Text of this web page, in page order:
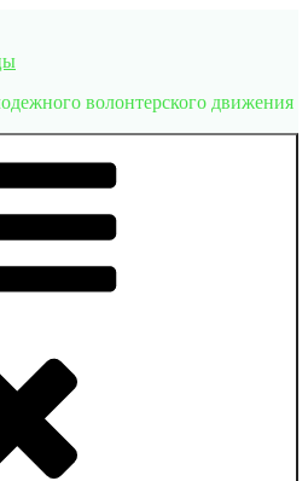
волонтерского движения